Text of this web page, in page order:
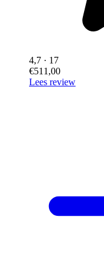
4,7 · 17
€511,00
Lees review